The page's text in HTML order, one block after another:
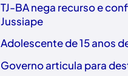
TJ-BA nega recurso e
Jussiape
Adolescente de 15 anos
Governo articula para